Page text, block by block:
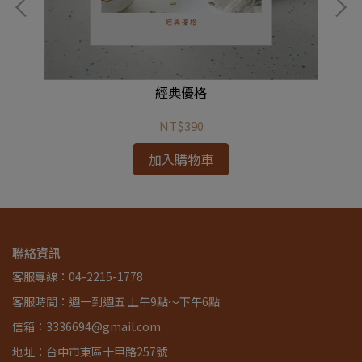
經典優格
NT$390
加入購物車
聯絡資訊
客服專線：04-2215-1778
客服時間：週一到週五 上午9點～下午6點
信箱：3336694@gmail.com
地址：台中市東區十甲路257號